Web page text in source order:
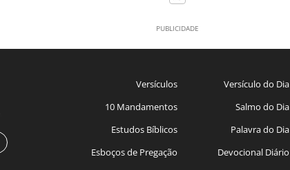
Versículos
10 Mandamentos
Estudos Bíblicos
Esboços de Pregação
Versículo do Dia
Salmo do Dia
Palavra do Dia
Devocional Diário